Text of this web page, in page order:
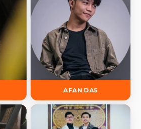
AFAN DA5